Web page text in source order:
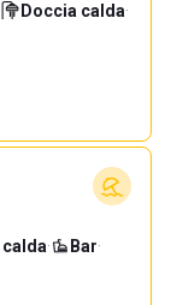
Doccia calda·
calda· Bar·